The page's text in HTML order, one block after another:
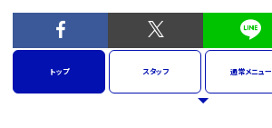
トップ スタッフ 通常メニュー